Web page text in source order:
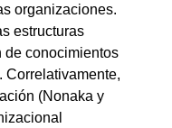
organizaciones.
estructuras
de conocimientos
Correlativamente,
(Nonaka y